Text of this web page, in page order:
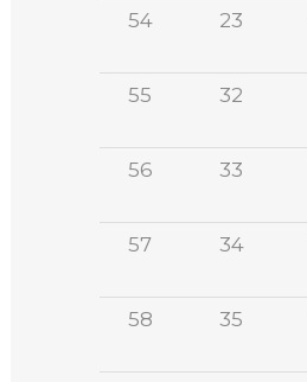
54 23
55 32
56 33
57 34
58 35